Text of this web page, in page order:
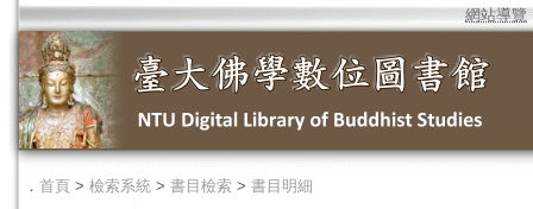
網站導覽
． 首頁 > 檢索系統 > 書目檢索 > 書目明細